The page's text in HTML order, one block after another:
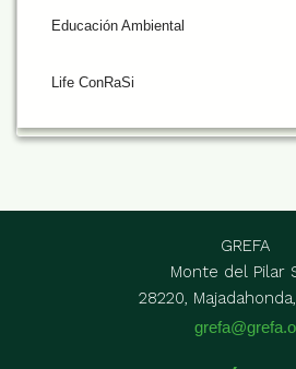
Educación Ambiental
Life ConRaSi
GREFA
Monte del Pilar
28220,